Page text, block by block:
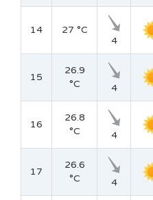
14
27 °C
4
15
26.9
°C
4
16
26.8
°C
4
17
26.6
°C
4